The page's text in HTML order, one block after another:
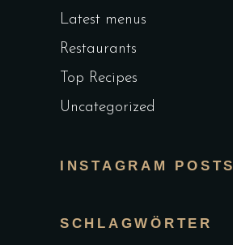
Latest menus
Restaurants
Top Recipes
Uncategorized
INSTAGRAM POSTS
SCHLAGWÖRTER